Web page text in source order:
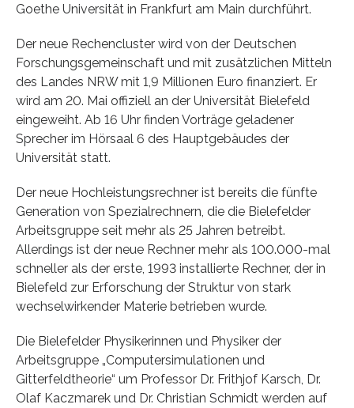
Goethe Universität in Frankfurt am Main durchführt.
Der neue Rechencluster wird von der Deutschen
Forschungsgemeinschaft und mit zusätzlichen Mitteln
des Landes NRW mit 1,9 Millionen Euro finanziert. Er
wird am 20. Mai offiziell an der Universität Bielefeld
eingeweiht. Ab 16 Uhr finden Vorträge geladener
Sprecher im Hörsaal 6 des Hauptgebäudes der
Universität statt.
Der neue Hochleistungsrechner ist bereits die fünfte
Generation von Spezialrechnern, die die Bielefelder
Arbeitsgruppe seit mehr als 25 Jahren betreibt.
Allerdings ist der neue Rechner mehr als 100.000-mal
schneller als der erste, 1993 installierte Rechner, der in
Bielefeld zur Erforschung der Struktur von stark
wechselwirkender Materie betrieben wurde.
Die Bielefelder Physikerinnen und Physiker der
Arbeitsgruppe „Computersimulationen und
Gitterfeldtheorie“ um Professor Dr. Frithjof Karsch, Dr.
Olaf Kaczmarek und Dr. Christian Schmidt werden auf